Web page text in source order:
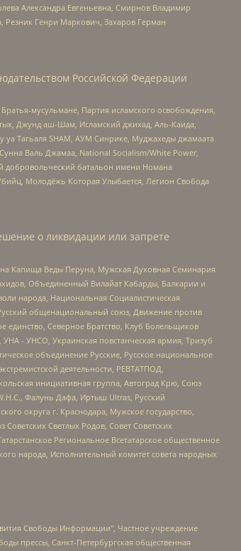
Александра Евгеньевна, Смирнов Владимир
Генри Маркович, Захаров Герман
Российской Федерации
мусульмане, Партия исламского освобождения,
Джунд аш-Шам, Исламский джихад, Аль-Каида,
Тагьаля SHAM, АУМ Синрике, Муджахеды джамаата
Валь Джамаа, National Socialism/White Power,
добровольческий батальон имени Номана
Молодёжь Которая Улыбается, Легион Свобода
о ликвидации или запрете
Капища Веды Перуна, Мужская Духовная Семинария
Объединенный Вилайат Кабарды, Балкарии и
народа, Национальная Социалистическая
общенациональный союз, Движение против
единство, Северное Братство, Клуб Болельщиков
- УНСО, Украинская повстанческая армия, Тризуб
объединение Русские, Русское национальное
деятельности, РЕВТАТПОД,
инициативная группа, Автоград Крю, Союз
Фалунь Дафа, Иртыш Ultras, Русский
округа г. Краснодара, Мужское государство,
Светлых Родов, Совет Советских
Региональное Всетатарское общественное
народа, Исполнительный комитет совета народных
Юрьевич, Киселев Евгений Алексеевич, Борухович Ирина Григорьевна, Дремин Иван Тимофеевич, Дубровский Дмитрий Викторович, Красноярская региональная общественная организация поддержки и развития альтернативных образовательных технологий и межкультурных коммуникаций "ИНТЕРРА", Маяковская Екатерина Алексеевна, Фейгин Марк Захарович, Филимонов Андрей Викторович, Дзугкоева Регина Николаевна, Доброхотов Роман Александрович, Дудь Юрий Александрович, Елкин Сергей Владимирович, Кругликов Кирилл Игоревич, Сабунаева Мария Леонидовна, Семенов Алексей Владимирович, Шаинян Карен Багратович, Шульман Екатерина Михайловна, Асафьев Артур Валерьевич, Вахштайн Виктор Семенович, Венедиктов Алексей Алексеевич, Лушникова Екатерина Евгеньевна, Волков Леонид Михайлович, Невзоров Александр Глебович, Пархоменко Сергей Борисович, Сироткин Ярослав Николаевич, Кара-Мурза Владимир Владимирович, Баранова Наталья Владимировна, Гозман Леонид Яковлевич, Кагарлицкий Борис Юльевич, Климарев Михаил Валерьевич, Милов Владимир Станиславович, Автономная некоммерческая организация Краснодарский центр современного искусства "Типография", Моргенштерн Алишер Тагирович, Соболь Любовь Эдуардовна, Общество с ограниченной ответственностью "ЛИЗА НОРМ", Каспаров Гарри Кимович, Ходорковский Михаил Борисович, Общество с ограниченной ответственностью "Апрельские тезисы", Данилович Ирина Брониславовна, Кашин Олег Владимирович, Петров Николай Владимирович, Пивоваров Алексей Владимирович, Соколов Михаил Владимирович, Цветкова Юлия Владимировна, Чичваркин Евгений Александрович, Комитет против пыток/Команда против пыток, Общество с ограниченной ответственностью "Первый научный", Общество с ограниченной ответственностью "Вертолет и ко", Белоцерковская Вероника Борисовна, Кац Максим Евгеньевич, Лазарева Татьяна Юрьевна, Шаведдинов Руслан Табризович, Яшин Илья Валерьевич, Общество с ограниченной ответственностью "Иноагент ААВ", Алешковский Дмитрий Петрович, Альбац Евгения Марковна, Быков Дмитрий Львович, Галямина Юлия Евгеньевна, Лойко Сергей Леонидович, Мартынов Кирилл Константинович, Медведев Сергей Александрович, Крашенинников Федор Геннадиевич, Гордеева Катерина Вл